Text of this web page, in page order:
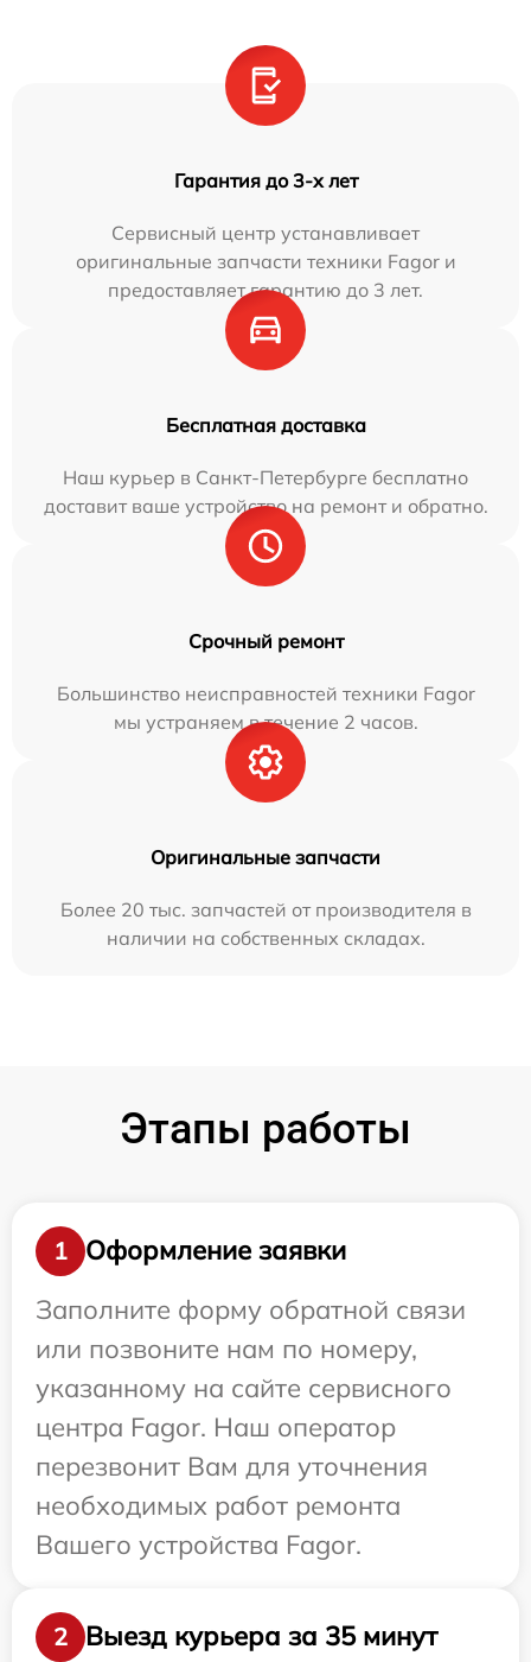
Гарантия до 3-х лет
Сервисный центр устанавливает
оригинальные запчасти техники Fagor и
предоставляет гарантию до 3 лет.
Бесплатная доставка
Наш курьер в Санкт-Петербурге бесплатно
доставит ваше устройство на ремонт и обратно.
Срочный ремонт
Большинство неисправностей техники Fagor
мы устраняем в течение 2 часов.
Оригинальные запчасти
Более 20 тыс. запчастей от производителя в
наличии на собственных складах.
Этапы работы
1
Оформление заявки
Заполните форму обратной связи
или позвоните нам по номеру,
указанному на сайте сервисного
центра Fagor. Наш оператор
перезвонит Вам для уточнения
необходимых работ ремонта
Вашего устройства Fagor.
2 Выезд курьера за 35 минут